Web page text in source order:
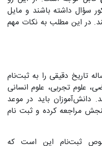
سؤال داشته باشند و مایل
در این مطلب به نکات مهم
تاریخ دقیقی را به ثبت‌نام
علوم تجربی، علوم انسانی
باید در موعد
مراجعه کرده و ثبت‌ نام
ثبت‌نام این است که